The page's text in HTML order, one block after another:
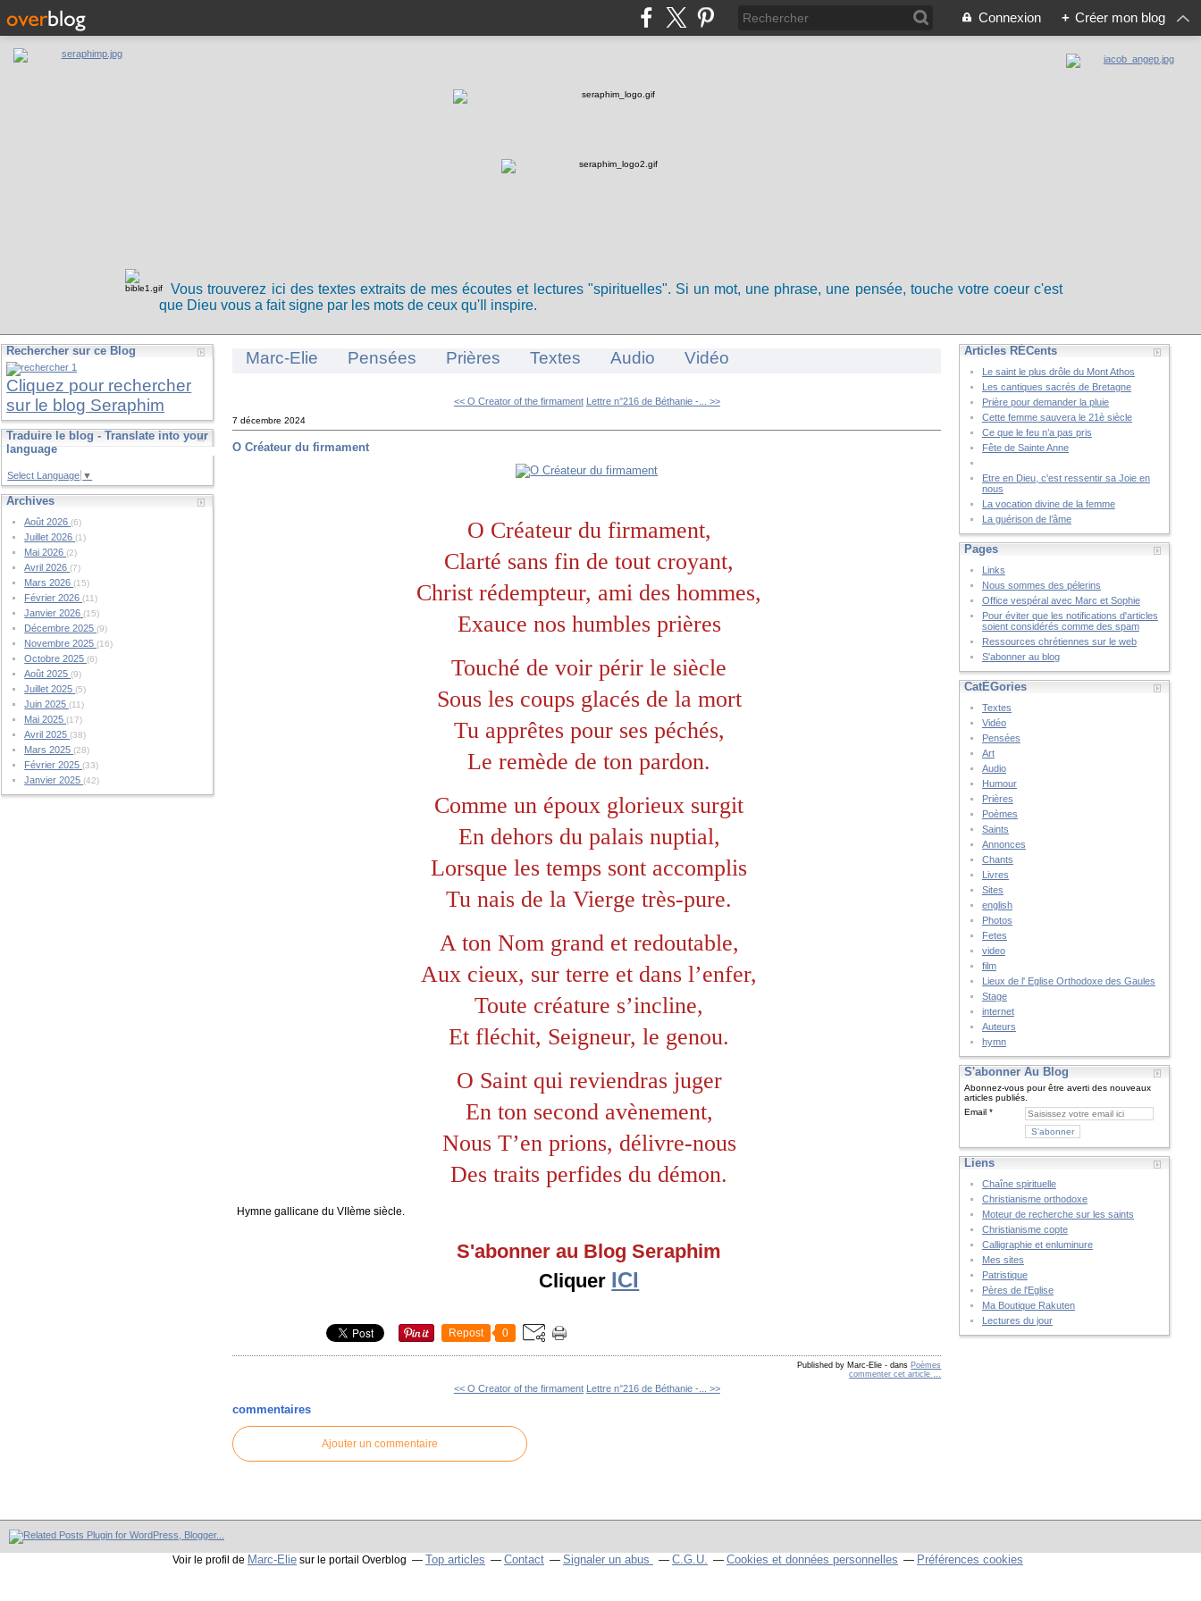
Connexion + Créer mon blog
Vous trouverez ici des textes extraits de mes écoutes et lectures "spirituelles". Si un mot, une phrase, une pensée, touche votre coeur c'est
que Dieu vous a fait signe par les mots de ceux qu'Il inspire.
Rechercher sur ce Blog
Cliquez pour rechercher
sur le blog Seraphim
Traduire le blog - Translate into your
language
Select Language ▼
Archives
Août 2026(6)
Juillet 2026(1)
Mai 2026(2)
Avril 2026(7)
Mars 2026(15)
Février 2026(11)
Janvier 2026(15)
Décembre 2025(9)
Novembre 2025(16)
Octobre 2025(6)
Août 2025(9)
Juillet 2025(5)
Juin 2025(11)
Mai 2025(17)
Avril 2025(38)
Mars 2025(28)
Février 2025(33)
Janvier 2025(42)
Marc-Elie Pensées Prières Textes Audio Vidéo
<< O Creator of the firmament Lettre n°216 de Béthanie -... >>
7 décembre 2024
O Créateur du firmament
O Créateur du firmament,
Clarté sans fin de tout croyant,
Christ rédempteur, ami des hommes,
Exauce nos humbles prières
Touché de voir périr le siècle
Sous les coups glacés de la mort
Tu apprêtes pour ses péchés,
Le remède de ton pardon.
Comme un époux glorieux surgit
En dehors du palais nuptial,
Lorsque les temps sont accomplis
Tu nais de la Vierge très-pure.
A ton Nom grand et redoutable,
Aux cieux, sur terre et dans l’enfer,
Toute créature s’incline,
Et fléchit, Seigneur, le genou.
O Saint qui reviendras juger
En ton second avènement,
Nous T’en prions, délivre-nous
Des traits perfides du démon.
Hymne gallicane du VIIème siècle.
S'abonner au Blog Seraphim
Cliquer ICI
Repost 0
Published by Marc-Elie - dans Poèmes
commenter cet article
<< O Creator of the firmament Lettre n°216 de Béthanie -... >>
commentaires
Ajouter un commentaire
Articles RÉCents
Le saint le plus drôle du Mont Athos
Les cantiques sacrés de Bretagne
Prière pour demander la pluie
Cette femme sauvera le 21è siècle
Ce que le feu n’a pas pris
Fête de Sainte Anne
Etre en Dieu, c'est ressentir sa Joie en
nous
La vocation divine de la femme
La guérison de l’âme
Pages
Links
Nous sommes des pélerins
Office vespéral avec Marc et Sophie
Pour éviter que les notifications d'articles
soient considérés comme des spam
Ressources chrétiennes sur le web
S'abonner au blog
CatÉGories
Textes
Vidéo
Pensées
Art
Audio
Humour
Prières
Poèmes
Saints
Annonces
Chants
Livres
Sites
english
Photos
Fetes
video
film
Lieux de l' Eglise Orthodoxe des Gaules
Stage
internet
Auteurs
hymn
S'abonner Au Blog
Abonnez-vous pour être averti des nouveaux
articles publiés.
Email
Liens
Chaîne spirituelle
Christianisme orthodoxe
Moteur de recherche sur les saints
Christianisme copte
Calligraphie et enluminure
Mes sites
Patristique
Pères de l'Eglise
Ma Boutique Rakuten
Lectures du jour
Voir le profil de Marc-Elie sur le portail Overblog Top articles Contact Signaler un abus C.G.U. Cookies et données personnelles Préférences cookies